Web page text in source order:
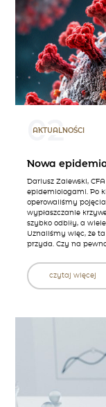
02
AKTUALNOŚCI
Nowa
Dariusz Zalewski,
epidemiologami. Po
operowaliśmy
wypłaszczanie
szybko odbiły, a
Uznaliśmy więc, że
przyda. Czy na
czytaj więcej